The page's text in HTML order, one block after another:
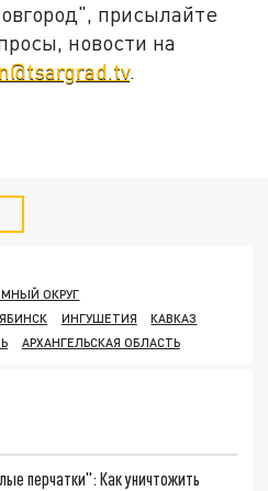
присылайте
новости на
.
ОКРУГ
ИНГУШЕТИЯ
КАВКАЗ
АРХАНГЕЛЬСКАЯ ОБЛАСТЬ
перчатки": Как уничтожить